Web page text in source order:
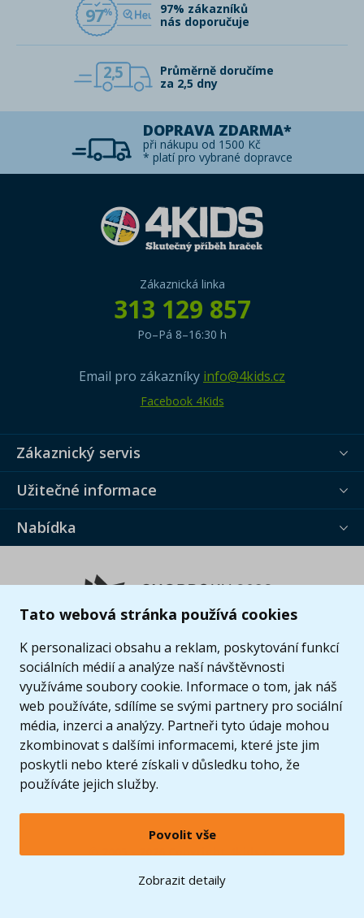
Tato webová stránka používá cookies
K personalizaci obsahu a reklam, poskytování funkcí
sociálních médií a analýze naší návštěvnosti
využíváme soubory cookie. Informace o tom, jak náš
web používáte, sdílíme se svými partnery pro sociální
média, inzerci a analýzy. Partneři tyto údaje mohou
zkombinovat s dalšími informacemi, které jste jim
poskytli nebo které získali v důsledku toho, že
používáte jejich služby.
Povolit vše
Zobrazit detaily
97
97% zákazníků
nás doporučuje
2,5
Průměrně doručíme
za 2,5 dny
DOPRAVA ZDARMA*
při nákupu od 1500 Kč
* platí pro vybrané dopravce
Zákaznická linka
313 129 857
Po–Pá 8–16:30 h
Email pro zákazníky info@4kids.cz
Facebook 4Kids
Zákaznický servis
Užitečné informace
Nabídka
© 2005 - 2026 Copyright 4kids.cz
LEGO, logo LEGO a minifigurka jsou ochrannými známkami společnosti LEGO Group. ©
2024 The LEGO Group.